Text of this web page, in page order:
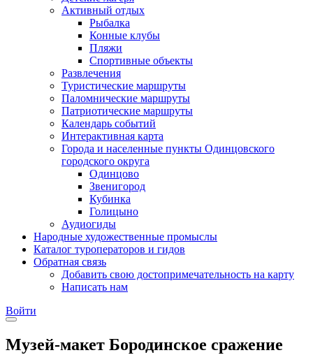
Активный отдых
Рыбалка
Конные клубы
Пляжи
Спортивные объекты
Развлечения
Туристические маршруты
Паломнические маршруты
Патриотические маршруты
Календарь событий
Интерактивная карта
Города и населенные пункты Одинцовского
городского округа
Одинцово
Звенигород
Кубинка
Голицыно
Аудиогиды
Народные художественные промыслы
Каталог туроператоров и гидов
Обратная связь
Добавить свою достопримечательность на карту
Написать нам
Войти
Музей-макет Бородинское сражение